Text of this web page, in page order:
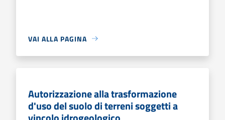
VAI ALLA PAGINA
Autorizzazione alla trasformazione
d'uso del suolo di terreni soggetti a